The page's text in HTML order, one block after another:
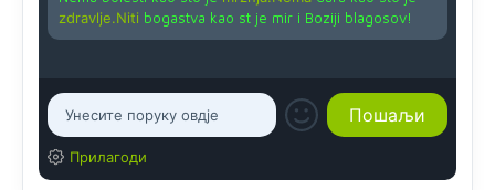
zdravlje.Niti bogastva kao st je mir i Boziji blagosov!
Прилагоди